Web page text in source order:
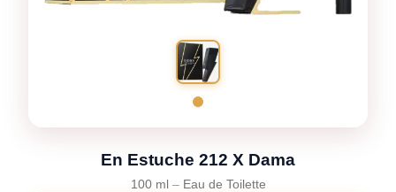
En Estuche 212 X Dama
100 ml – Eau de Toilette